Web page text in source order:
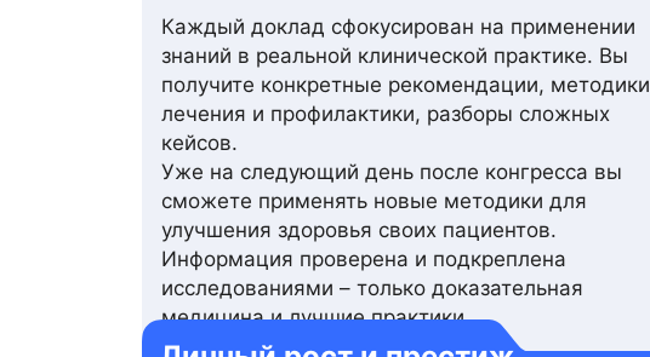
Каждый доклад сфокусирован на применении
знаний в реальной клинической практике. Вы
получите конкретные рекомендации, методики
лечения и профилактики, разборы сложных
кейсов.
Уже на следующий день после конгресса вы
сможете применять новые методики для
улучшения здоровья своих пациентов.
Информация проверена и подкреплена
исследованиями – только доказательная
медицина и лучшие практики.